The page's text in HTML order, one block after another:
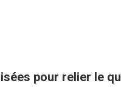
pour relier le